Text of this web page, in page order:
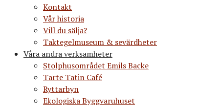
Kontakt
Vår historia
Vill du sälja?
Taktegelmuseum & sevärdheter
Våra andra verksamheter
Stolphusområdet Emils Backe
Tarte Tatin Café
Ryttarbyn
Ekologiska Byggvaruhuset